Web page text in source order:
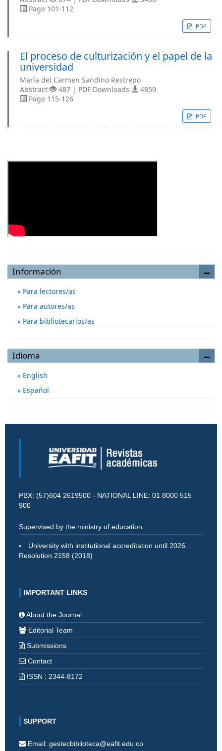
Page 101-112
PDF
El proceso de culturización y el papel de la
universidad
María del Carmen Sandino Restrepo
Abstract
487 | PDF Downloads
4859
Page 115-126
PDF
Información
Para lectores/as
Para autores/as
Para bibliotecarios/as
Idioma
English
Español
PBX: (57)604 2619500 - NATIONAL LINE: 01 8000 515
900
Supervised by the ministry of education
University with institutional accreditation until 2026.
Resolution 2158 (2018)
IMPORTANT LINKS
About the Journal
Editorial Team
Submissions
Contact
ISSN : 2344-8172
SUPPORT
Email: gestecbiblioteca@eafit.edu.co